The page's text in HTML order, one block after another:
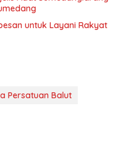
untuk Layani Rakyat
Persatuan Balut